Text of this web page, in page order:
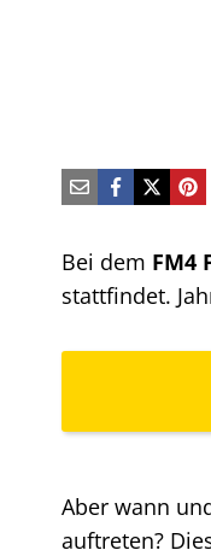
Bei dem FM4
stattfindet.
Aber wann
auftreten?